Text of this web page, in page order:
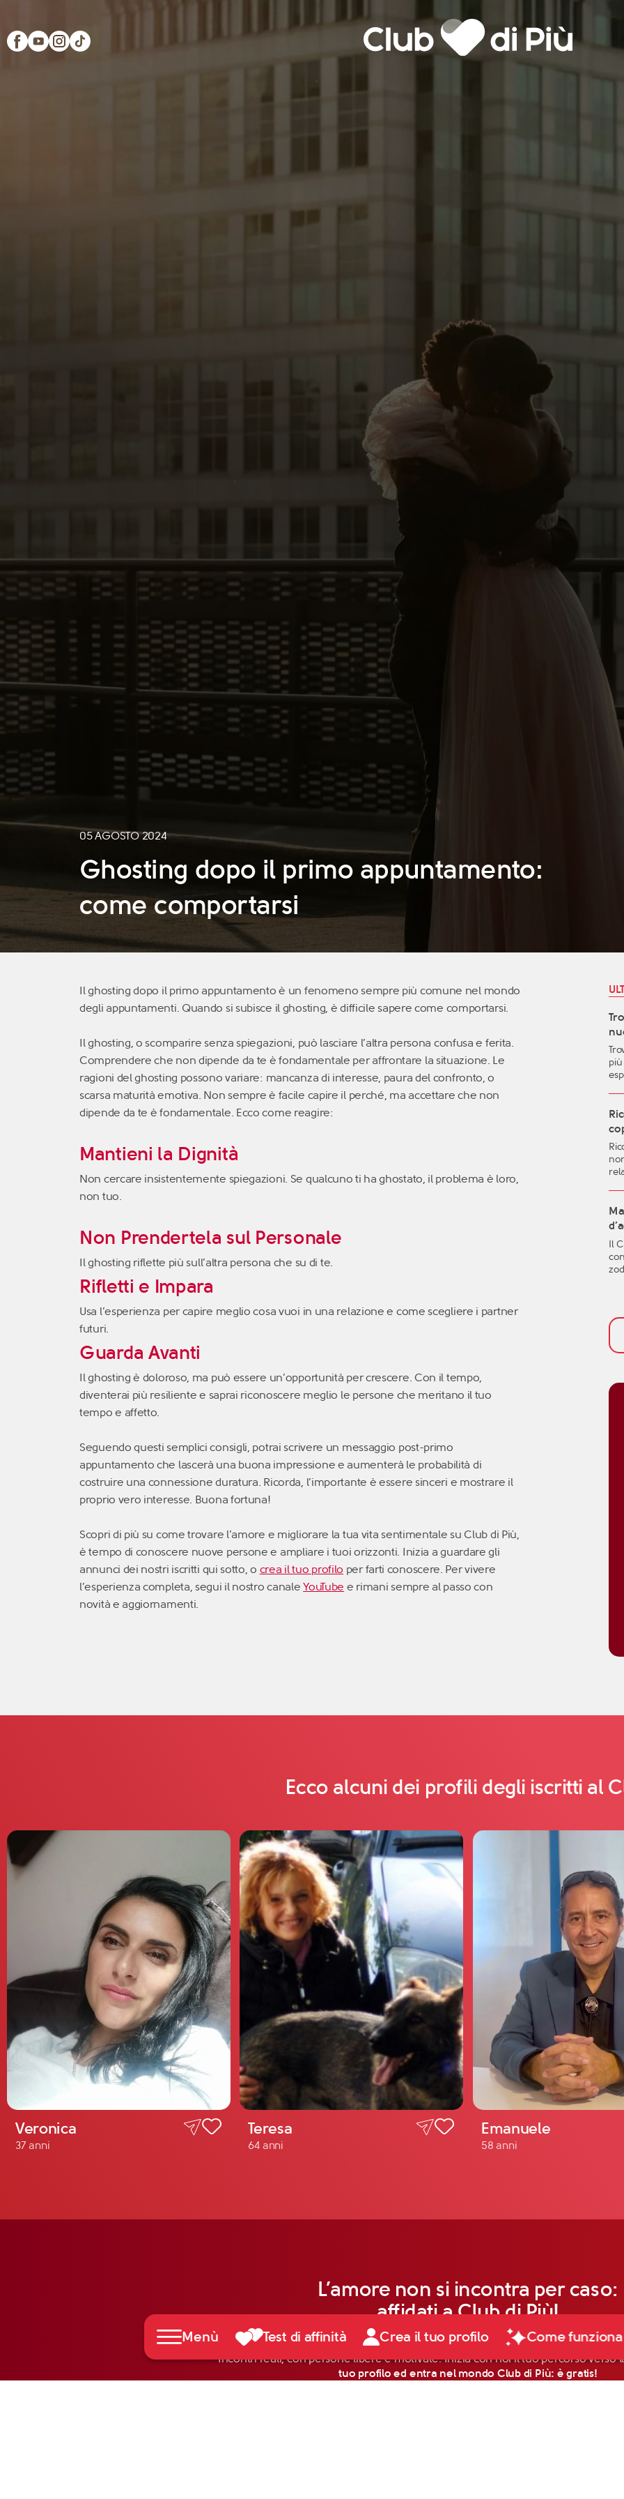
Menù Test di affinità Crea il tuo profilo Come funziona
Le testimonianze Club di Più
Agenzia matrimoniale
Facebook
Instagram
05 AGOSTO 2024
Ghosting dopo il primo appuntamento:
come comportarsi
Il ghosting dopo il primo appuntamento è un fenomeno sempre più comune nel mondo
degli appuntamenti. Quando si subisce il ghosting, è difficile sapere come comportarsi.
Il ghosting, o scomparire senza spiegazioni, può lasciare l’altra persona confusa e ferita.
Comprendere che non dipende da te è fondamentale per affrontare la situazione. Le
ragioni del ghosting possono variare: mancanza di interesse, paura del confronto, o
scarsa maturità emotiva. Non sempre è facile capire il perché, ma accettare che non
dipende da te è fondamentale. Ecco come reagire:
Mantieni la Dignità
Non cercare insistentemente spiegazioni. Se qualcuno ti ha ghostato, il problema è loro,
non tuo.
Non Prendertela sul Personale
Il ghosting riflette più sull’altra persona che su di te.
Rifletti e Impara
Usa l’esperienza per capire meglio cosa vuoi in una relazione e come scegliere i partner
futuri.
Guarda Avanti
Il ghosting è doloroso, ma può essere un’opportunità per crescere. Con il tempo,
diventerai più resiliente e saprai riconoscere meglio le persone che meritano il tuo
tempo e affetto.
Seguendo questi semplici consigli, potrai scrivere un messaggio post-primo
appuntamento che lascerà una buona impressione e aumenterà le probabilità di
costruire una connessione duratura. Ricorda, l’importante è essere sinceri e mostrare il
proprio vero interesse. Buona fortuna!
Scopri di più su come trovare l’amore e migliorare la tua vita sentimentale su Club di Più,
è tempo di conoscere nuove persone e ampliare i tuoi orizzonti. Inizia a guardare gli
annunci dei nostri iscritti qui sotto, o crea il tuo profilo per farti conoscere. Per vivere
l’esperienza completa, segui il nostro canaleYouTube e rimani sempre al passo con
novità e aggiornamenti.
Il
Ecco alcuni dei profili degli iscritti al
Veronica
37 anni
Teresa
64 anni
Emanuele
58 anni
L’amore non si incontra per caso:
affidati a Club di Più!
Incontri reali, con persone libere e motivate. Inizia con noi il tuo percorso verso
tuo profilo ed entra nel mondo Club di Più: è gratis!